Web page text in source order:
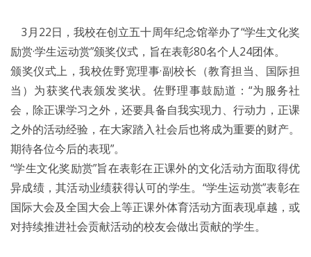
3月22日，我校在创立五十周年纪念馆举办了“学生文化奖
励赏·学生运动赏”颁奖仪式，旨在表彰80名个人24团体。
颁奖仪式上，我校佐野宽理事·副校长（教育担当、国际担
当）为获奖代表颁发奖状。佐野理事鼓励道：“为服务社
会，除正课学习之外，还要具备自我实现力、行动力，正课
之外的活动经验，在大家踏入社会后也将成为重要的财产。
期待各位今后的表现”。
“学生文化奖励赏”旨在表彰在正课外的文化活动方面取得优
异成绩，其活动业绩获得认可的学生。“学生运动赏”表彰在
国际大会及全国大会上等正课外体育活动方面表现卓越，或
对持续推进社会贡献活动的校友会做出贡献的学生。